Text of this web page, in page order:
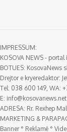
IMPRESSUM:
KOSOVA NEWS -
BOTUES: KosovaNews
Drejtor e kryeredaktor:
Tel: 038 600 149, WA:
E: info@kosovanews.net
ADRESA: Rr. Rexhep
MARKETING &
Banner ° Reklamë °